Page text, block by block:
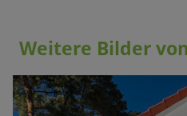
Weitere Bilder